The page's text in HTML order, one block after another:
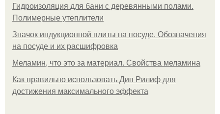
Гидроизоляция для бани с деревянными полами.
Полимерные утеплители
Значок индукционной плиты на посуде. Обозначения
на посуде и их расшифровка
Меламин, что это за материал. Свойства меламина
Как правильно использовать Дип Рилиф для
достижения максимального эффекта